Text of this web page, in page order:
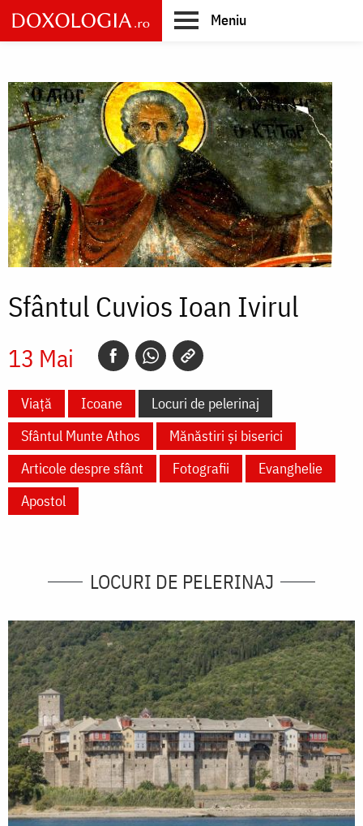
Skip
to
main
Meniu
Sfântul Cuvios Ioan Ivirul
13 Mai
Viață Icoane
Locuri de pelerinaj
Sfântul Munte Athos
Mănăstiri și biserici
Articole despre sfânt
Fotografii
Evanghelie
Apostol
LOCURI DE PELERINAJ